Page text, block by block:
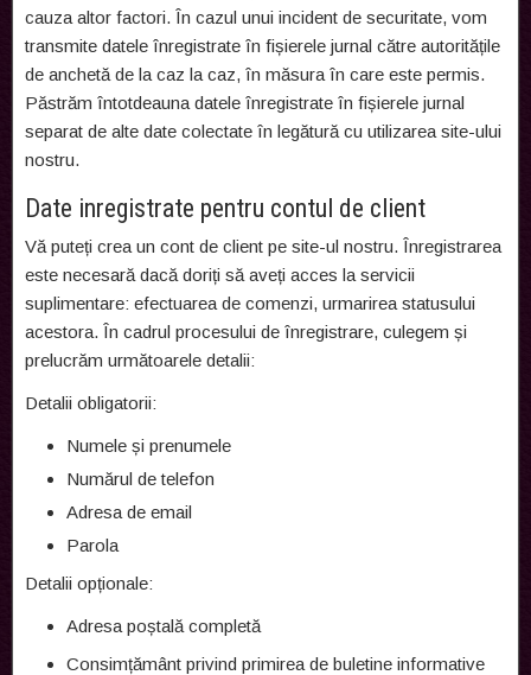
cauza altor factori. În cazul unui incident de securitate, vom
transmite datele înregistrate în fișierele jurnal către autoritățile
de anchetă de la caz la caz, în măsura în care este permis.
Păstrăm întotdeauna datele înregistrate în fișierele jurnal
separat de alte date colectate în legătură cu utilizarea site-ului
nostru.
Date inregistrate pentru contul de client
Vă puteți crea un cont de client pe site-ul nostru. Înregistrarea
este necesară dacă doriți să aveți acces la servicii
suplimentare: efectuarea de comenzi, urmarirea statusului
acestora. În cadrul procesului de înregistrare, culegem și
prelucrăm următoarele detalii:
Detalii obligatorii:
Numele și prenumele
Numărul de telefon
Adresa de email
Parola
Detalii opționale:
Adresa poștală completă
Consimțământ privind primirea de buletine informative